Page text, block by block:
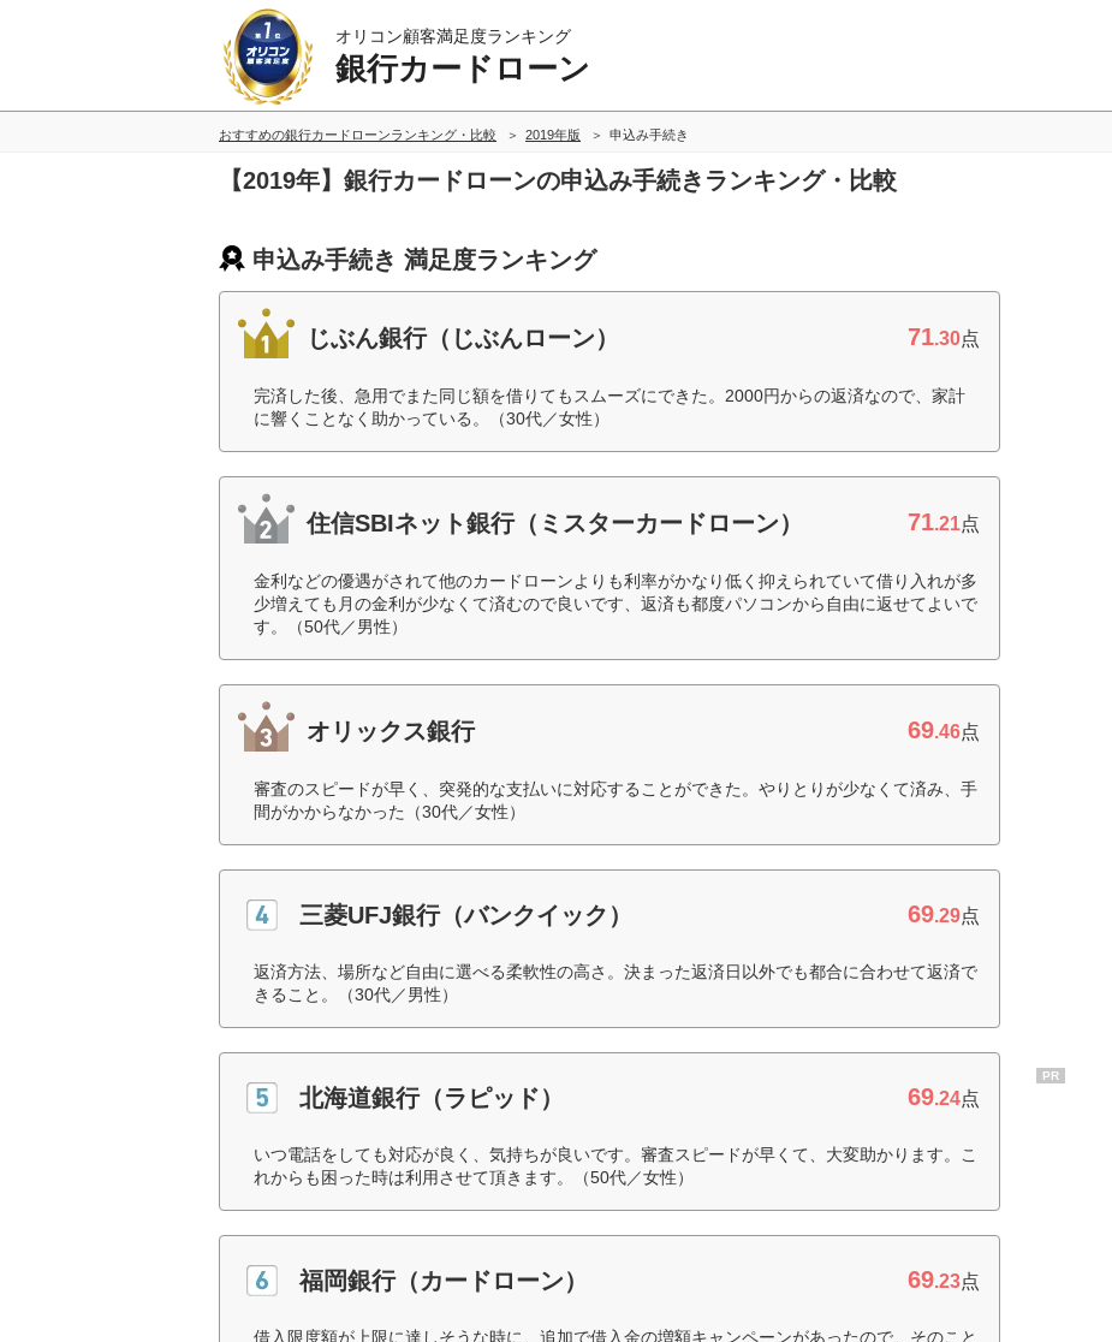
オリコン顧客満足度ランキング
銀行カードローン
おすすめの銀行カードローンランキング・比較 2019年版 申込み手続き
【2019年】銀行カードローンの申込み手続きランキング・比較
申込み手続き 満足度ランキング
じぶん銀行（じぶんローン） 71.30点
完済した後、急用でまた同じ額を借りてもスムーズにできた。2000円からの返済なので、家計
に響くことなく助かっている。（30代／女性）
住信SBIネット銀行（ミスターカードローン） 71.21点
金利などの優遇がされて他のカードローンよりも利率がかなり低く抑えられていて借り入れが多
少増えても月の金利が少なくて済むので良いです、返済も都度パソコンから自由に返せてよいで
す。（50代／男性）
オリックス銀行 69.46点
審査のスピードが早く、突発的な支払いに対応することができた。やりとりが少なくて済み、手
間がかからなかった（30代／女性）
三菱UFJ銀行（バンクイック） 69.29点
返済方法、場所など自由に選べる柔軟性の高さ。決まった返済日以外でも都合に合わせて返済で
きること。（30代／男性）
北海道銀行（ラピッド） 69.24点
いつ電話をしても対応が良く、気持ちが良いです。審査スピードが早くて、大変助かります。こ
れからも困った時は利用させて頂きます。（50代／女性）
福岡銀行（カードローン） 69.23点
借入限度額が上限に達しそうな時に、追加で借入金の増額キャンペーンがあったので、そのこと
PR